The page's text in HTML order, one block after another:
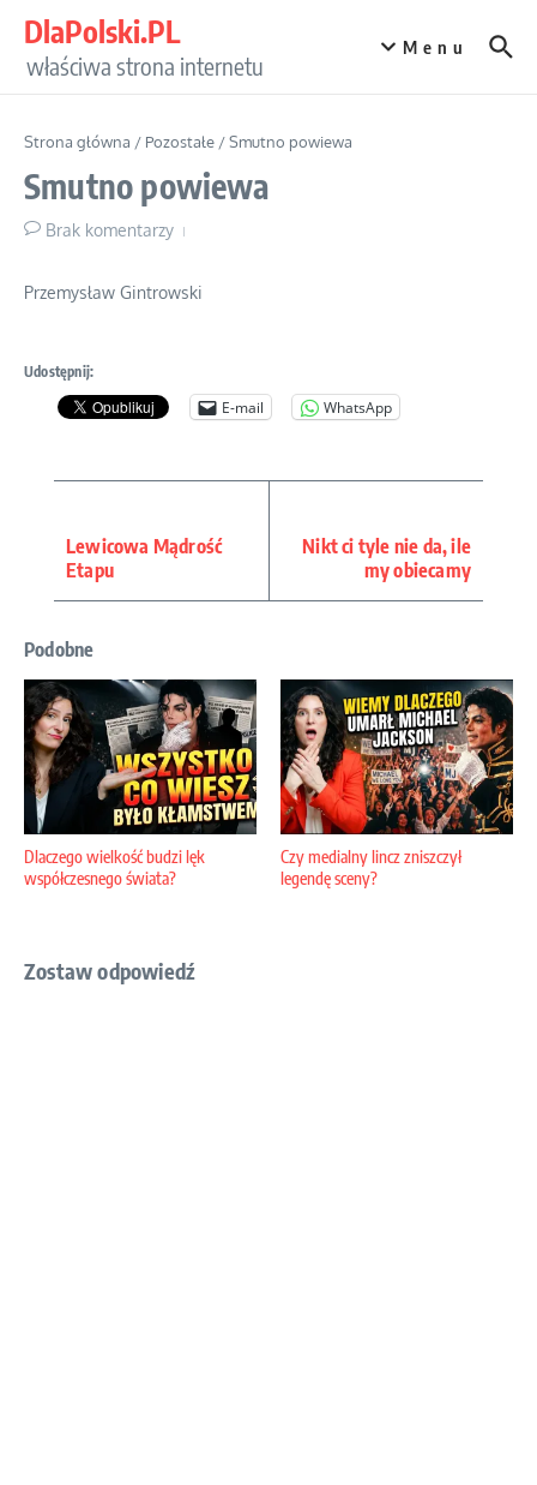
DlaPolski.PL
właściwa strona internetu
Menu
Strona główna / Pozostałe /Smutno powiewa
Smutno powiewa
Brak komentarzy
Przemysław Gintrowski
Udostępnij:
E-mail WhatsApp
Lewicowa Mądrość
Etapu
Nikt ci tyle nie da, ile
my obiecamy
Podobne
Dlaczego wielkość budzi lęk
współczesnego świata?
Czy medialny lincz zniszczył
legendę sceny?
Zostaw odpowiedź